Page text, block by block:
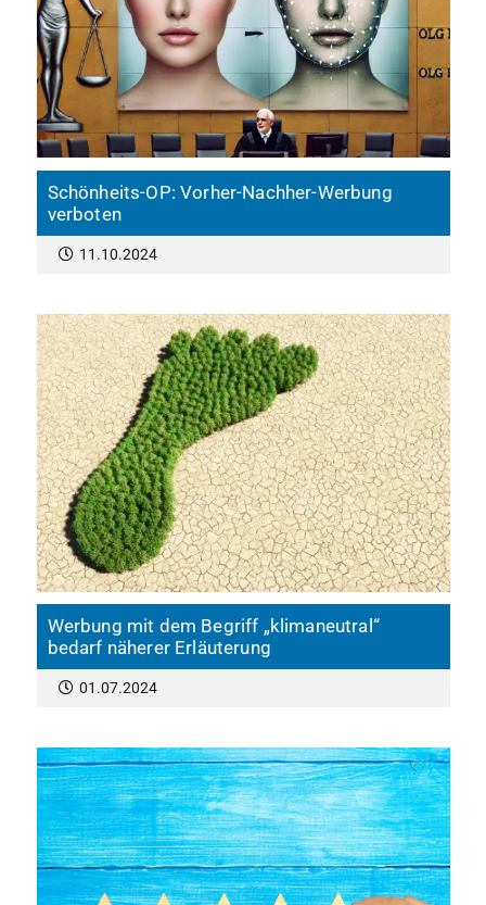
Schönheits-OP: Vorher-Nachher-Werbung
verboten
11.10.2024
Werbung mit dem Begriff „klimaneutral“
bedarf näherer Erläuterung
01.07.2024